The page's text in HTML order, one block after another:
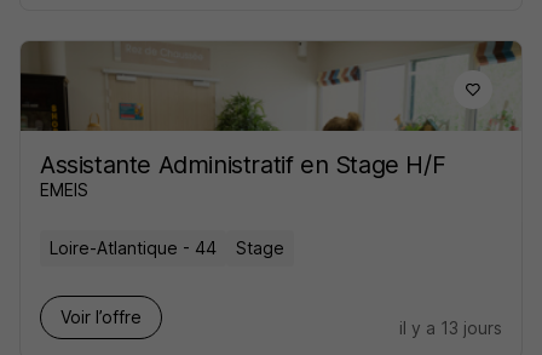
Assistante Administratif en Stage H/F
EMEIS
Loire-Atlantique - 44 Stage
Voir l’offre
il y a 13 jours